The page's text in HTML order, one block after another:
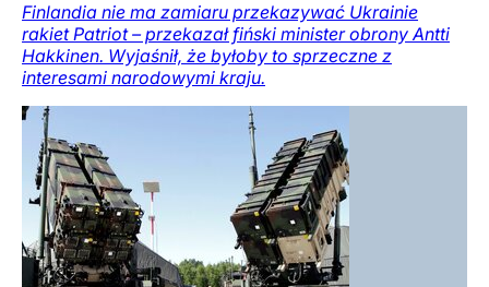
Finlandia nie ma zamiaru przekazywać Ukrainie
rakiet Patriot – przekazał fiński minister obrony Antti
Hakkinen. Wyjaśnił, że byłoby to sprzeczne z
interesami narodowymi kraju.